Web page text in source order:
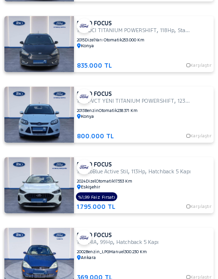
1.6
TDCI
1.6 TDCI
TITANIUM
1.6
TDCI
TREND
TITANIUM
1.6 TI-
VCT
TREND
X
1.6 TI-VCT
TITANIUM
POWERSHIFT
1.6 TREND
X
OTOMATIK
2.0
ST
KUGA
MONDEO
FORD FOCUS
1.5 TDCI TITANIUM POWERSHIFT,118Hp, StationWagon
2015DizelYarı Otomatik253.000 Km
Konya
835.000 TL Karşılaştır
FORD FOCUS
1.6 TI-VCT YENI TITANIUM POWERSHIFT,123Hp
2013BenzinOtomatik238.371 Km
Konya
800.000 TL Karşılaştır
FORD FOCUS
1.5 EcoBlue Active Stil,113Hp, Hatchback 5 Kapı
2024DizelOtomatik17.553 Km
Eskişehir
1.795.000 TL Karşılaştır
%1,99 Faiz Fırsatı
FORD FOCUS
1.6 GHIA,99Hp, Hatchback 5 Kapı
2002Benzin_LPGManuel300.230 Km
Ankara
Karşılaştır